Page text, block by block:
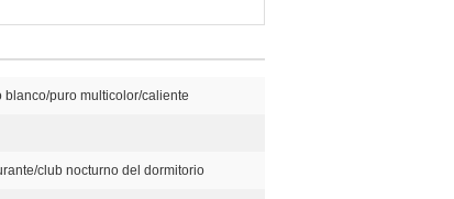
blanco/puro multicolor/caliente
club nocturno del dormitorio